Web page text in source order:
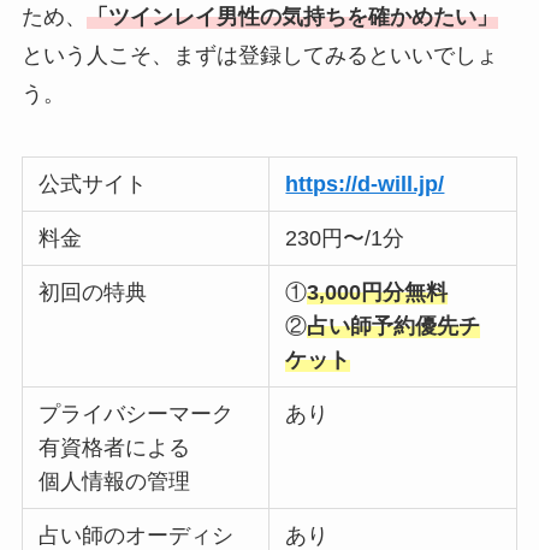
ため、 「ツインレイ男性の気持ちを確かめたい」
という人こそ、まずは登録してみるといいでしょ
う。
公式サイト https://d-will.jp/
料金 230円〜/1分
初回の特典 ①3,000円分無料
②占い師予約優先チ
ケット
プライバシーマーク
有資格者による
個人情報の管理
あり
占い師のオーディシ
あり